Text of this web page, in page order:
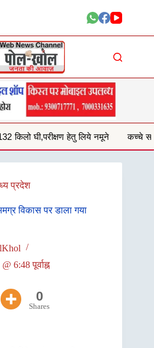
कच्चे सड़क से आवागमन करना हो रहा
प्रदेश
विकास पर डाला गया
6:48 पूर्वाह्न
0
Shares